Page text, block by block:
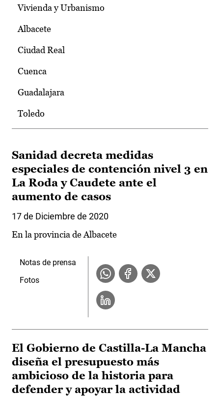
Vivienda y Urbanismo
Albacete
Ciudad Real
Cuenca
Guadalajara
Toledo
Sanidad decreta medidas
especiales de contención nivel 3 en
La Roda y Caudete ante el
aumento de casos
17 de Diciembre de 2020
En la provincia de Albacete
Notas de prensa
Fotos
El Gobierno de Castilla-La Mancha
diseña el presupuesto más
ambicioso de la historia para
defender y apoyar la actividad